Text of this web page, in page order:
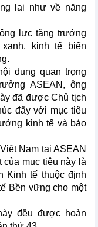
lai như về năng
lực tăng trưởng
kinh tế biển
dung quan trọng
ASEAN, ông
đã được Chủ tịch
đẩy với mục tiêu
kinh tế và bảo
Nam tại ASEAN
của mục tiêu này là
Kinh tế thuộc định
Bền vững cho một
đều được hoàn